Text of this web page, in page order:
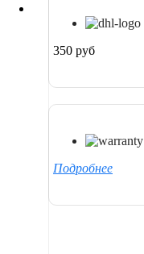
350 руб
Подробнее